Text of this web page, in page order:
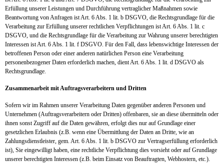
Erfüllung unserer Leistungen und Durchführung vertraglicher Maßnahmen sowie
Beantwortung von Anfragen ist Art. 6 Abs. 1 lit. b DSGVO, die Rechtsgrundlage für die
Verarbeitung zur Erfüllung unserer rechtlichen Verpflichtungen ist Art. 6 Abs. 1 lit. c
DSGVO, und die Rechtsgrundlage für die Verarbeitung zur Wahrung unserer berechtigten
Interessen ist Art. 6 Abs. 1 lit. f DSGVO. Für den Fall, dass lebenswichtige Interessen der
betroffenen Person oder einer anderen natürlichen Person eine Verarbeitung
personenbezogener Daten erforderlich machen, dient Art. 6 Abs. 1 lit. d DSGVO als
Rechtsgrundlage.
Zusammenarbeit mit Auftragsverarbeitern und Dritten
Sofern wir im Rahmen unserer Verarbeitung Daten gegenüber anderen Personen und
Unternehmen (Auftragsverarbeitern oder Dritten) offenbaren, sie an diese übermitteln oder
ihnen sonst Zugriff auf die Daten gewähren, erfolgt dies nur auf Grundlage einer
gesetzlichen Erlaubnis (z.B. wenn eine Übermittlung der Daten an Dritte, wie an
Zahlungsdienstleister, gem. Art. 6 Abs. 1 lit. b DSGVO zur Vertragserfüllung erforderlich
ist), Sie eingewilligt haben, eine rechtliche Verpflichtung dies vorsieht oder auf Grundlage
unserer berechtigten Interessen (z.B. beim Einsatz von Beauftragten, Webhostern, etc.).